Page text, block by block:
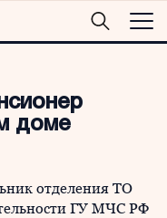
доме
отделения ТО
ГУ МЧС РФ